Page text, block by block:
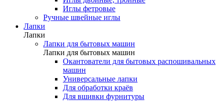
Иглы фетровые
Ручные швейные иглы
Лапки
Лапки
Лапки для бытовых машин
Лапки для бытовых машин
Окантователи для бытовых распошивальных
машин
Универсальные лапки
Для обработки краёв
Для вшивки фурнитуры